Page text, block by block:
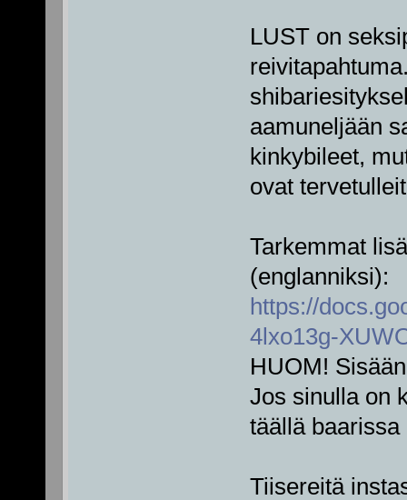
LUST on
aamuneljään
kinkybileet,
ovat
Tarkemmat
(englanniksi):
https://
4lxo13g-
HUOM!
Jos sinulla on
täällä
Tiisereitä